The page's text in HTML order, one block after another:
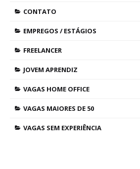
CONTATO
EMPREGOS / ESTÁGIOS
FREELANCER
JOVEM APRENDIZ
VAGAS HOME OFFICE
VAGAS MAIORES DE 50
VAGAS SEM EXPERIÊNCIA